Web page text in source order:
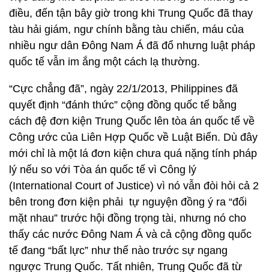
điều, đến tận bây giờ trong khi Trung Quốc đã thay
tàu hải giám, ngư chính bằng tàu chiến, máu của
nhiều ngư dân Đông Nam Á đã đổ nhưng luật pháp
quốc tế vẫn im ắng một cách lạ thường.
“Cực chẳng đã”, ngày 22/1/2013, Philippines đã
quyết định “đánh thức” cộng đồng quốc tế bằng
cách đệ đơn kiện Trung Quốc lên tòa án quốc tế về
Công ước của Liên Hợp Quốc về Luật Biển. Dù đây
mới chỉ là một lá đơn kiện chưa quá nặng tính pháp
lý nếu so với Tòa án quốc tế vì Công lý
(International Court of Justice) vì nó vẫn đòi hỏi cả 2
bên trong đơn kiện phải tự nguyện đồng ý ra “đối
mặt nhau” trước hội đồng trọng tài, nhưng nó cho
thấy các nước Đông Nam Á và cả cộng đồng quốc
tế đang “bất lực” như thế nào trước sự ngang
ngược Trung Quốc. Tất nhiên, Trung Quốc đã từ